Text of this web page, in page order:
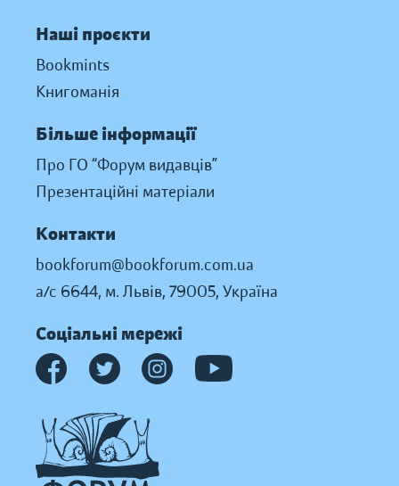
Наші проєкти
Bookmints
Книгоманія
Більше інформації
Про ГО “Форум видавців”
Презентаційні матеріали
Контакти
bookforum@bookforum.com.ua
а/с 6644, м. Львів, 79005, Україна
Соціальні мережі